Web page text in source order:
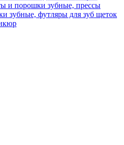
и порошки зубные, прессы
зубные, футляры для зуб щеток